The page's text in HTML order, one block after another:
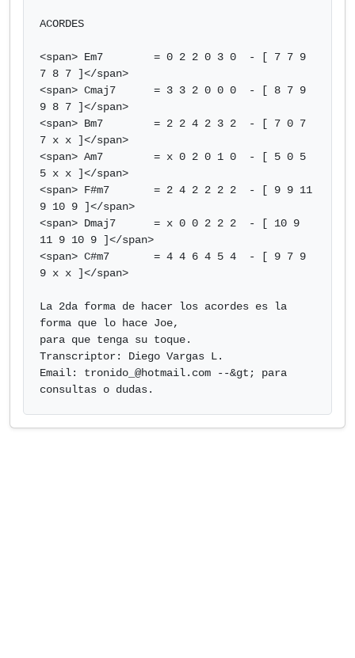
ACORDES
<span> Em7        = 0 2 2 0 3 0  - [ 7 7 9
7 8 7 ]</span>
<span> Cmaj7      = 3 3 2 0 0 0  - [ 8 7 9
9 8 7 ]</span>
<span> Bm7        = 2 2 4 2 3 2  - [ 7 0 7
7 x x ]</span>
<span> Am7        = x 0 2 0 1 0  - [ 5 0 5
5 x x ]</span>
<span> F#m7       = 2 4 2 2 2 2  - [ 9 9 11
9 10 9 ]</span>
<span> Dmaj7      = x 0 0 2 2 2  - [ 10 9
11 9 10 9 ]</span>
<span> C#m7       = 4 4 6 4 5 4  - [ 9 7 9
9 x x ]</span>
La 2da forma de hacer los acordes es la
forma que lo hace Joe,
para que tenga su toque.
Transcriptor: Diego Vargas L.
Email: tronido_@hotmail.com --&gt; para
consultas o dudas.